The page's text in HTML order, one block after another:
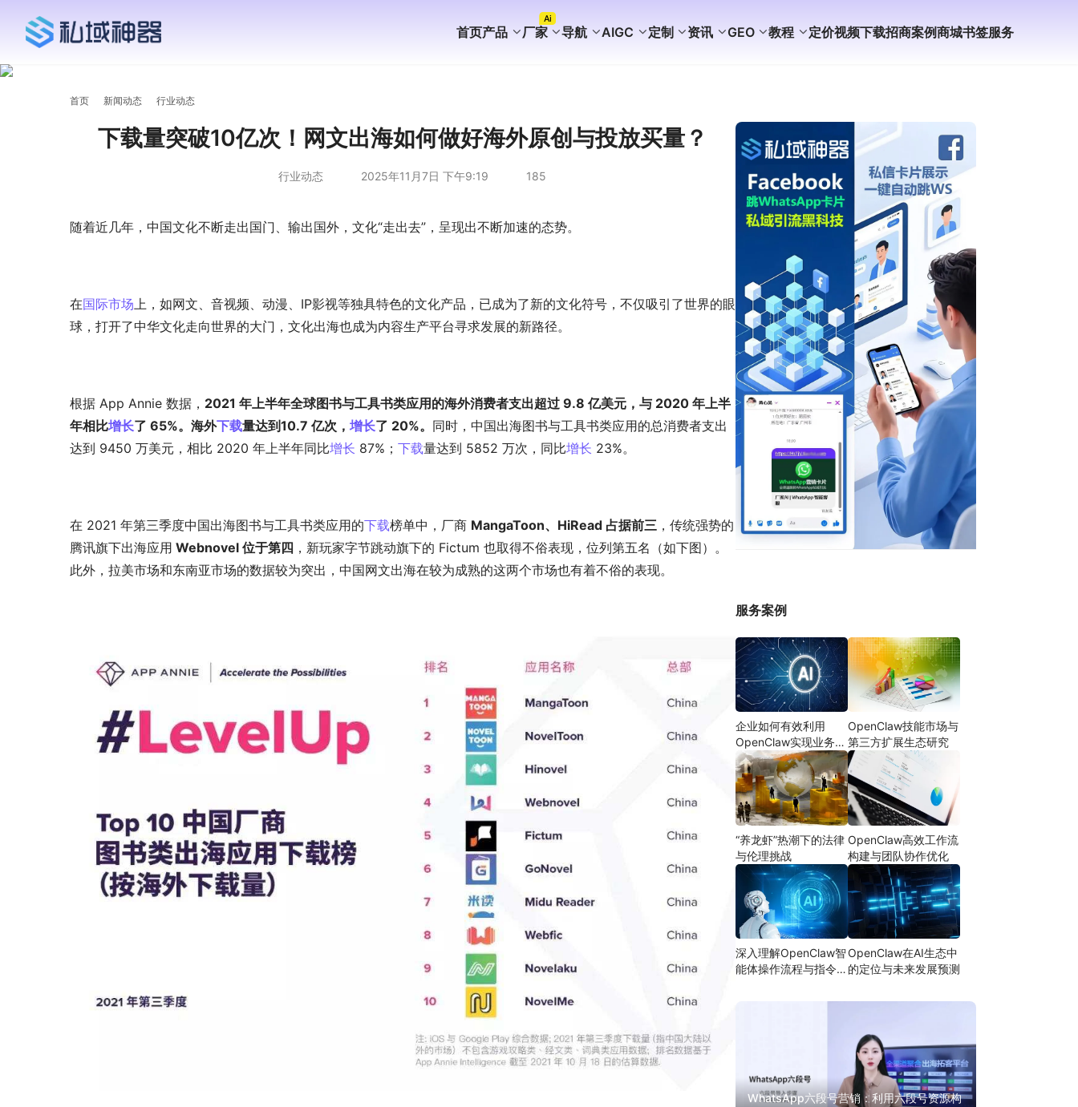
首页产品 厂家
Ai
导航 AIGC 定制 资讯 GEO 教程 定价视频下载招商案例商城书签服务
首页 新闻动态 行业动态
下载量突破10亿次！网文出海如何做好海外原创与投放买量？
行业动态 2025年11月7日 下午9:19 185
随着近几年，中国文化不断走出国门、输出国外，文化“走出去”，呈现出不断加速的态势。
在国际市场 上，如网文、音视频、动漫、IP影视等独具特色的文化产品，已成为了新的文化符号，不仅吸引了世界的眼
球，打开了中华文化走向世界的大门，文化出海也成为内容生产平台寻求发展的新路径。
根据 App Annie 数据， 2021 年上半年全球图书与工具书类应用的海外消费者支出超过 9.8 亿美元，与 2020 年上半
年相比增长了 65%。海外下载量达到10.7 亿次， 增长了 20%。 同时，中国出海图书与工具书类应用的总消费者支出
达到 9450 万美元，相比 2020 年上半年同比增长 87%； 下载量达到 5852 万次，同比增长 23%。
在 2021 年第三季度中国出海图书与工具书类应用的下载榜单中，厂商 MangaToon、HiRead 占据前三 ，传统强势的
腾讯旗下出海应用 Webnovel 位于第四 ，新玩家字节跳动旗下的 Fictum 也取得不俗表现，位列第五名（如下图）。
此外，拉美市场和东南亚市场的数据较为突出，中国网文出海在较为成熟的这两个市场也有着不俗的表现。
服务案例
企业如何有效利用
OpenClaw实现业务自
动化
OpenClaw技能市场与
第三方扩展生态研究
“养龙虾”热潮下的法律
与伦理挑战
OpenClaw高效工作流
构建与团队协作优化
深入理解OpenClaw智
能体操作流程与指令设
OpenClaw在AI生态中
的定位与未来发展预测
WhatsApp六段号营销：利用六段号资源构